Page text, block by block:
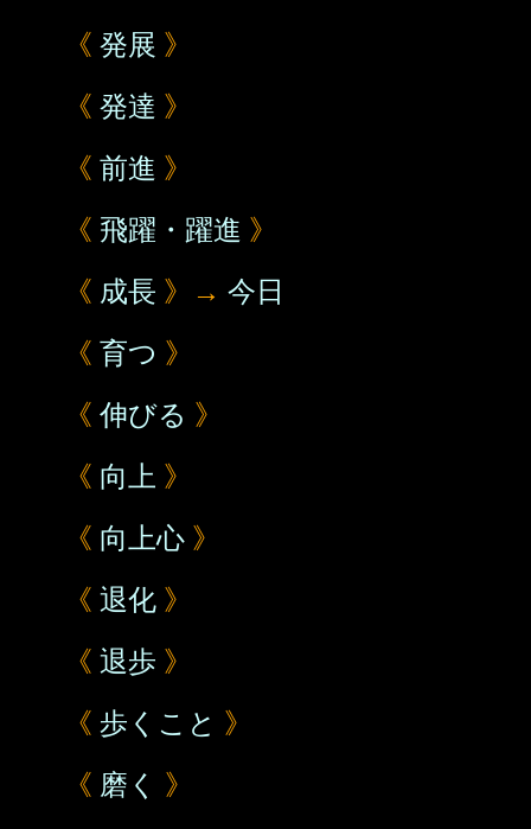
《 発展 》
《 発達 》
《 前進 》
《 飛躍・躍進 》
《 成長 》→ 今日
《 育つ 》
《 伸びる 》
《 向上 》
《 向上心 》
《 退化 》
《 退歩 》
《 歩くこと 》
《 磨く
》